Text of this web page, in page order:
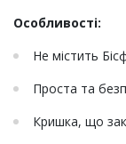
Особливості:
Не містить
Проста та
Кришка, що